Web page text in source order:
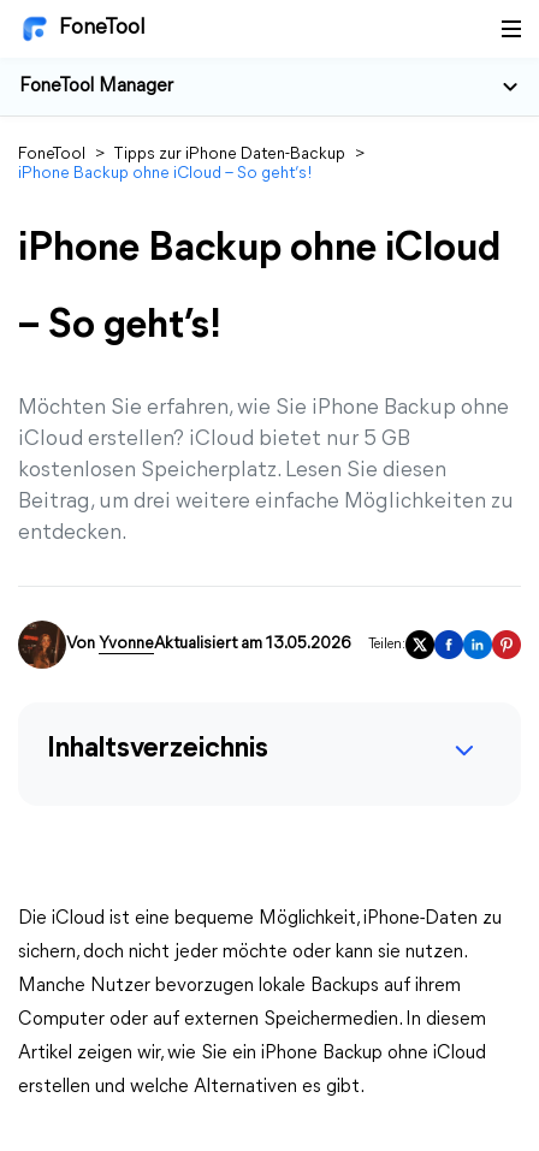
FoneTool
FoneTool Manager
FoneTool > Tipps zur iPhone Daten-Backup
>
iPhone Backup ohne iCloud – So geht’s!
iPhone Backup ohne iCloud
– So geht’s!
Möchten Sie erfahren, wie Sie iPhone Backup ohne
iCloud erstellen? iCloud bietet nur 5 GB
kostenlosen Speicherplatz. Lesen Sie diesen
Beitrag, um drei weitere einfache Möglichkeiten zu
entdecken.
Von YvonneAktualisiert am 13.05.2026 Teilen:
Inhaltsverzeichnis
Die iCloud ist eine bequeme Möglichkeit, iPhone-Daten zu
sichern, doch nicht jeder möchte oder kann sie nutzen.
Manche Nutzer bevorzugen lokale Backups auf ihrem
Computer oder auf externen Speichermedien. In diesem
Artikel zeigen wir, wie Sie ein iPhone Backup ohne iCloud
erstellen und welche Alternativen es gibt.